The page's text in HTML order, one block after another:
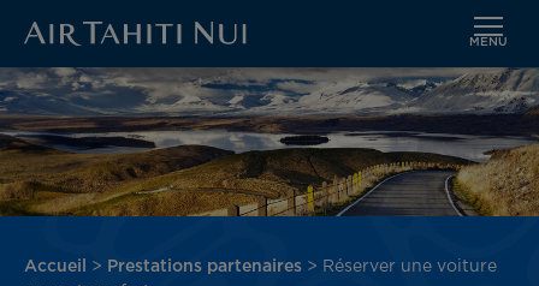
Aller
au
contenu
principal
MENU
Image
Fil
Accueil Prestations partenaires
Réserver une voiture